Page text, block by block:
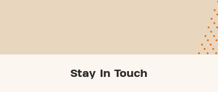
Stay In Touch